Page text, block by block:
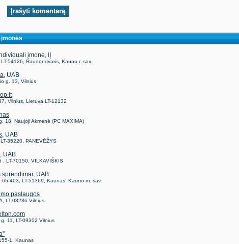
įmonė, IĮ
54126, Raudondvaris, Kauno r. sav.
, UAB
g. 13, Vilnius
Vilnius, Lietuva LT-12132
18, Naujoji Akmenė (PC MAXIMA)
, UAB
35220, PANEVĖŽYS
, UAB
, LT-70150, VILKAVIŠKIS
sprendimai , UAB
403, LT-51369, Kaunas, Kauno m. sav.
paslaugos
LT-08236 Vilnius
11, LT-09302 Vilnius
1, Kaunas